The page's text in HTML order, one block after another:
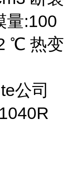
量:100
℃ 热变
公司